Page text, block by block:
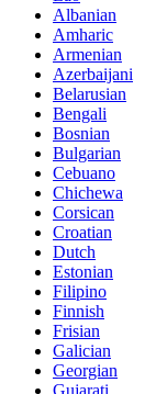
Albanian
Amharic
Armenian
Azerbaijani
Belarusian
Bengali
Bosnian
Bulgarian
Cebuano
Chichewa
Corsican
Croatian
Dutch
Estonian
Filipino
Finnish
Frisian
Galician
Georgian
Gujarati